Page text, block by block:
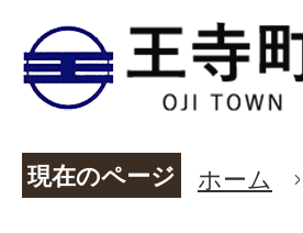
現在のページ ホーム